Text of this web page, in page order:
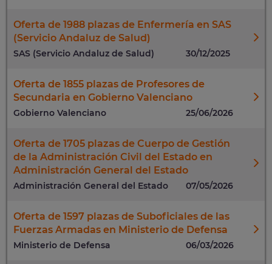
Oferta de 1988 plazas de Enfermería en SAS
(Servicio Andaluz de Salud)
SAS (Servicio Andaluz de Salud) 30/12/2025
Oferta de 1855 plazas de Profesores de
Secundaria en Gobierno Valenciano
Gobierno Valenciano 25/06/2026
Oferta de 1705 plazas de Cuerpo de Gestión
de la Administración Civil del Estado en
Administración General del Estado
Administración General del Estado 07/05/2026
Oferta de 1597 plazas de Suboficiales de las
Fuerzas Armadas en Ministerio de Defensa
Ministerio de Defensa 06/03/2026